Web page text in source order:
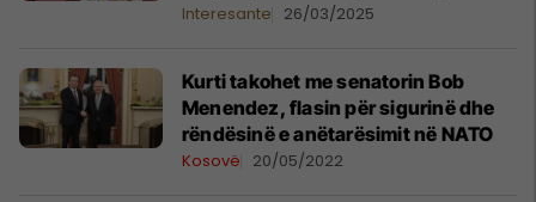
kolegëve
Interesante 26/03/2025
Kurti takohet me senatorin Bob
Menendez, flasin për sigurinë dhe
rëndësinë e anëtarësimit në NATO
Kosovë 20/05/2022